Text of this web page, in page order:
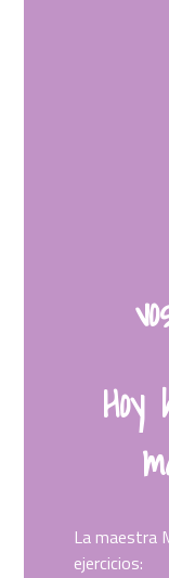
La maestra
ejercicios: